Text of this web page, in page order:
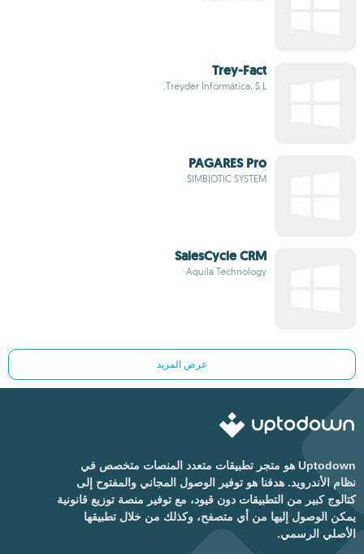
Trey-Fact
Treyder Informática, S.L.
PAGARES Pro
SIMBIOTIC SYSTEM
SalesCycle CRM
Aquila Technology
عرض المزيد
Uptodown هو متجر تطبيقات متعدد المنصات متخصص في
نظام الأندرويد. هدفنا هو توفير الوصول المجاني والمفتوح إلى
كتالوج كبير من التطبيقات دون قيود، مع توفير منصة توزيع قانونية
يمكن الوصول إليها من أي متصفح، وكذلك من خلال تطبيقها
الأصلي الرسمي.